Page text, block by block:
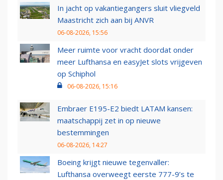
In jacht op vakantiegangers sluit vliegveld
Maastricht zich aan bij ANVR
06-08-2026, 15:56
Meer ruimte voor vracht doordat onder
meer Lufthansa en easyJet slots vrijgeven
op Schiphol
06-08-2026, 15:16
Embraer E195-E2 biedt LATAM kansen:
maatschappij zet in op nieuwe
bestemmingen
06-08-2026, 14:27
Boeing krijgt nieuwe tegenvaller:
Lufthansa overweegt eerste 777-9’s te